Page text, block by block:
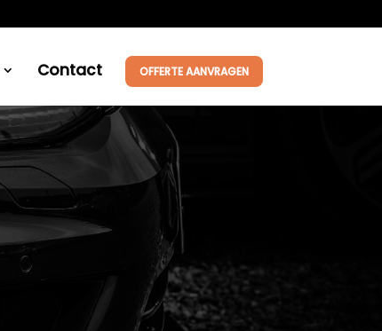
Contact OFFERTE AANVRAGEN